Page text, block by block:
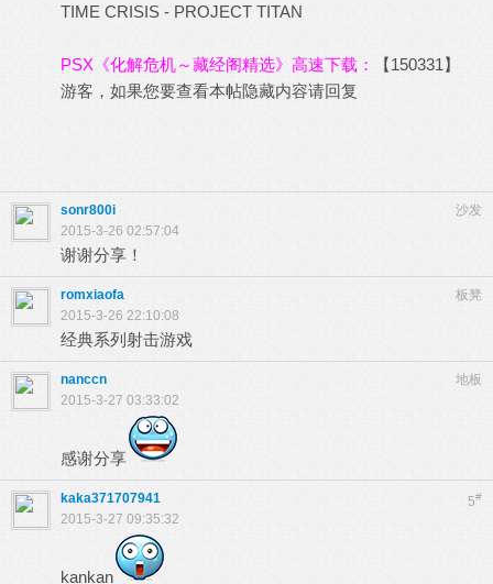
TIME CRISIS - PROJECT TITAN
PSX《化解危机～藏经阁精选》高速下载：
【150331】
游客，如果您要查看本帖隐藏内容请回复
沙发
sonr800i
2015-3-26 02:57:04
谢谢分享！
板凳
romxiaofa
2015-3-26 22:10:08
经典系列射击游戏
地板
nanccn
2015-3-27 03:33:02
感谢分享
5#
kaka371707941
2015-3-27 09:35:32
kankan